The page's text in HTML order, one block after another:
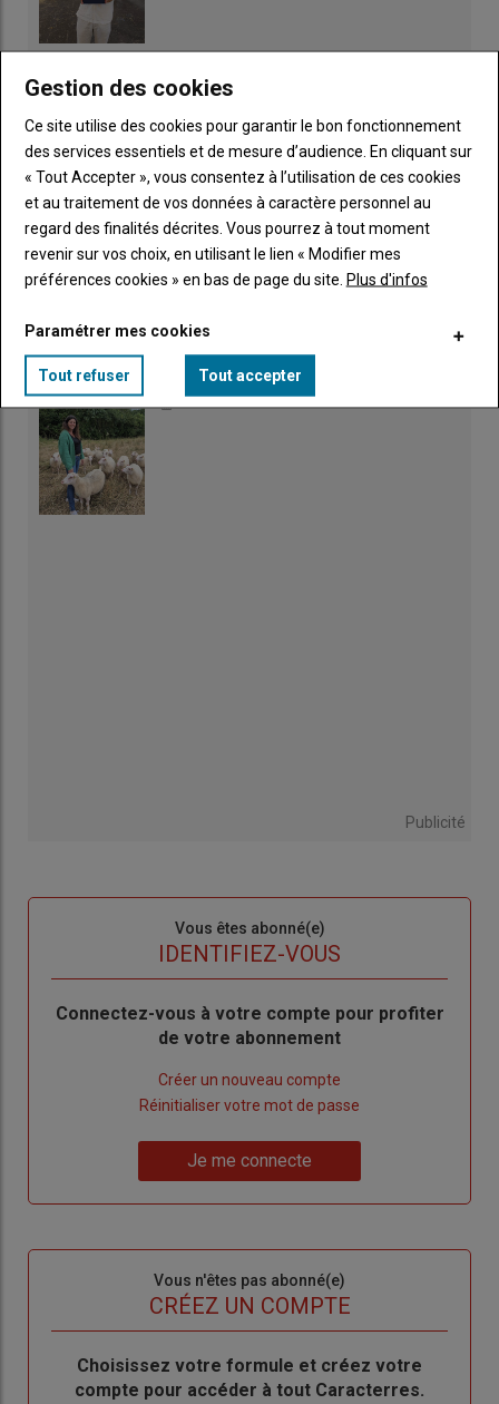
Irrigation : fortes chaleurs et rendements
amputés
03 août 2026
Les Prim'Hostein sur le ring
Pâturage et ACS pour protéger l'eau
Publicité
Vous êtes abonné(e)
IDENTIFIEZ-VOUS
Body
Connectez-vous à votre compte pour profiter
de votre abonnement
Créer un nouveau compte
de
Réinitialiser votre mot de passe
me
Je me connecte
Vous n'êtes pas abonné(e)
CRÉEZ UN COMPTE
BodyChoisissez votre formule et créez votre
compte pour accéder à tout Caracterres.
Gestion des cookies
Ce site utilise des cookies pour garantir le bon fonctionnement
des services essentiels et de mesure d’audience. En cliquant sur
« Tout Accepter », vous consentez à l’utilisation de ces cookies
et au traitement de vos données à caractère personnel au
regard des finalités décrites. Vous pourrez à tout moment
revenir sur vos choix, en utilisant le lien « Modifier mes
préférences cookies » en bas de page du site. Plus d'infos
Paramétrer mes cookies
Tout refuser Tout accepter